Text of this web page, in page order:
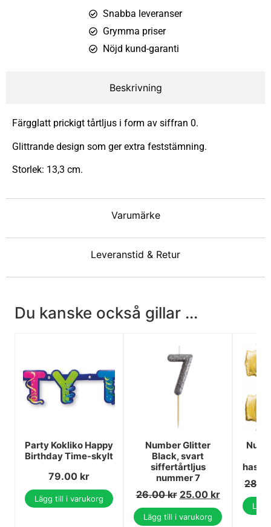
Snabba leveranser
Grymma priser
Nöjd kund-garanti
Beskrivning
Varumärke
Leveranstid & Retur
Färgglatt prickigt tårtljus i form av siffran 0.
Glittrande design som ger extra feststämning.
Storlek: 13,3 cm.
Du kanske också gillar ...
Party Kokliko Happy
Birthday Time-skylt
79.00 kr
Lägg till i varukorg
Number Glitter
Black, svart
siffertårtljus
nummer 7
26.00kr 25.00 kr
Lägg till i varukorg